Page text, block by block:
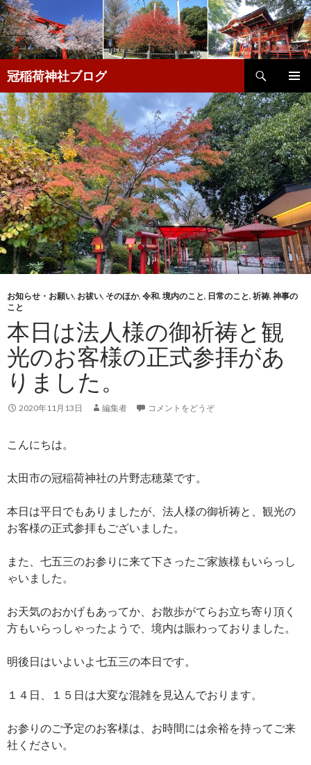
冠稲荷神社ブログ
索
メインメ
ニュー
ン
テ
ン
ツ
へ
移
動
お知らせ・お願い, お祓い, そのほか, 令和, 境内のこと, 日常のこと, 祈祷, 神事の
こと
本日は法人様の御祈祷と観
光のお客様の正式参拝があ
りました。
2020年11月13日 編集者 コメントをどうぞ
こんにちは。
太田市の冠稲荷神社の片野志穂菜です。
本日は平日でもありましたが、法人様の御祈祷と、観光の
お客様の正式参拝もございました。
また、七五三のお参りに来て下さったご家族様もいらっし
ゃいました。
お天気のおかげもあってか、お散歩がてらお立ち寄り頂く
方もいらっしゃったようで、境内は賑わっておりました。
明後日はいよいよ七五三の本日です。
１４日、１５日は大変な混雑を見込んでおります。
お参りのご予定のお客様は、お時間には余裕を持ってご来
社ください。